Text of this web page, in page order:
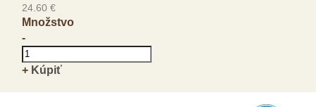
24.60 €
Množstvo
-
+ Kúpiť